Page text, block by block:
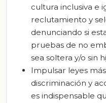
cultura inclusiva e
reclutamiento y
denunciando si
pruebas de no
sea soltera y/o sin
Impulsar leyes
discriminación y
es indispensable